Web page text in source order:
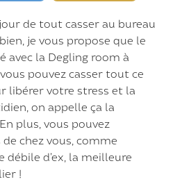
de tout casser au bureau
je vous propose que le
avec la Degling room à
pouvez casser tout ce
libérer votre stress et la
on appelle ça la
plus, vous pouvez
chez vous, comme
débile d’ex, la meilleure
!